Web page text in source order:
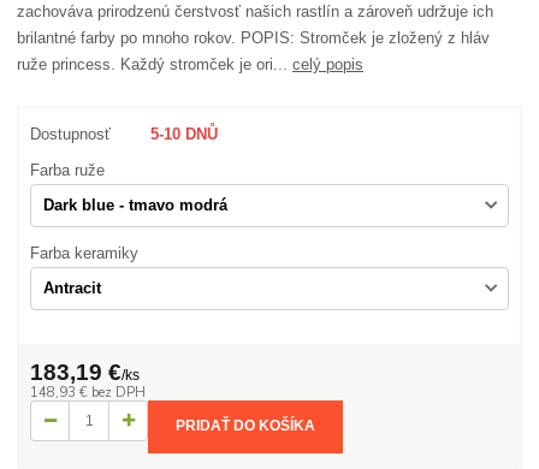
zachováva prirodzenú čerstvosť našich rastlín a zároveň udržuje ich
brilantné farby po mnoho rokov. POPIS: Stromček je zložený z hláv
ruže princess. Každý stromček je ori...celý popis
Dostupnosť 5-10 DNŮ
Farba ruže
Farba keramiky
183,19 €/ks
148,93 € bez DPH
PRIDAŤ DO KOŠÍKA